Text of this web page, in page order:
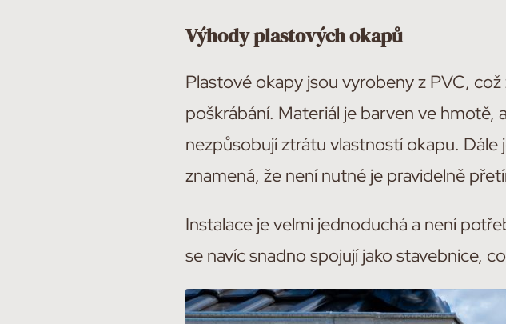
Výhody plastových okapů
Plastové okapy jsou vyrobeny z PVC,
poškrábání. Materiál je barven ve hmotě,
nezpůsobují ztrátu vlastností okapu.
znamená, že není nutné je pravidelně
Instalace je velmi jednoduchá a není
se navíc snadno spojují jako stavebnice,